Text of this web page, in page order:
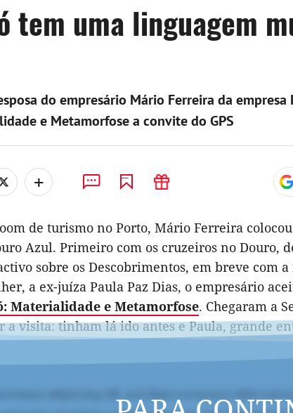
tem uma linguagem
do empresário Mário Ferreira da
e Metamorfose a convite do GPS
+
de turismo no Porto, Mário Ferreira
Azul. Primeiro com os cruzeiros no Douro,
sobre os Descobrimentos, em breve com
a ex-juíza Paula Paz Dias, o empresário
Materialidade e Metamorfose. Chegaram a
a visita: tinham lá ido antes e Paula, grande